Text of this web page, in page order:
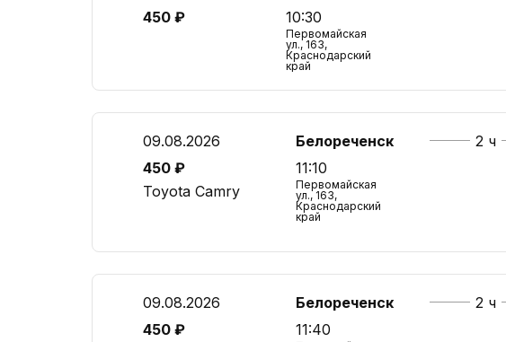
450 ₽
10:30
Первомайская
ул., 163,
Краснодарский
край
09.08.2026
450 ₽
Toyota Camry
Белореченск
11:10
Первомайская
ул., 163,
Краснодарский
край
2 ч
09.08.2026
450 ₽
Белореченск
11:40
2 ч